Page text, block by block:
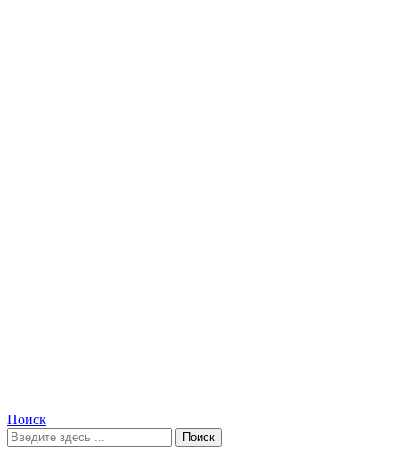
Поиск
Поиск